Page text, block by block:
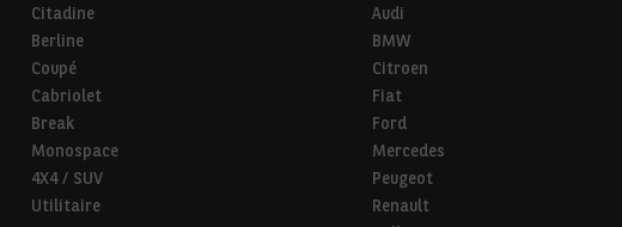
Citadine
Berline
Coupé
Cabriolet
Break
Monospace
4X4 / SUV
Utilitaire
Audi
BMW
Citroen
Fiat
Ford
Mercedes
Peugeot
Renault